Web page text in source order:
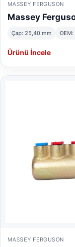
MASSEY FERGUSON
Massey
Çap: 25,40 mm
Ürünü İncele
MASSEY FERGUSON